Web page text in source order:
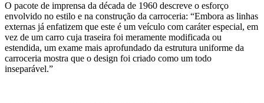
O pacote de imprensa da década de 1960 descreve o esforço
envolvido no estilo e na construção da carroceria: “Embora as linhas
externas já enfatizem que este é um veículo com caráter especial, em
vez de um carro cuja traseira foi meramente modificada ou
estendida, um exame mais aprofundado da estrutura uniforme da
carroceria mostra que o design foi criado como um todo
inseparável.”